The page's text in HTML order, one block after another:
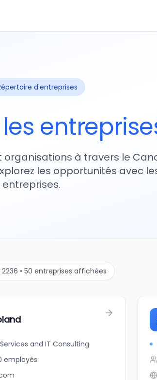
d'entreprises
organisations à travers le
les opportunités avec
entreprises.
2236 • 50 entreprises affichées
and IT Consulting
employés